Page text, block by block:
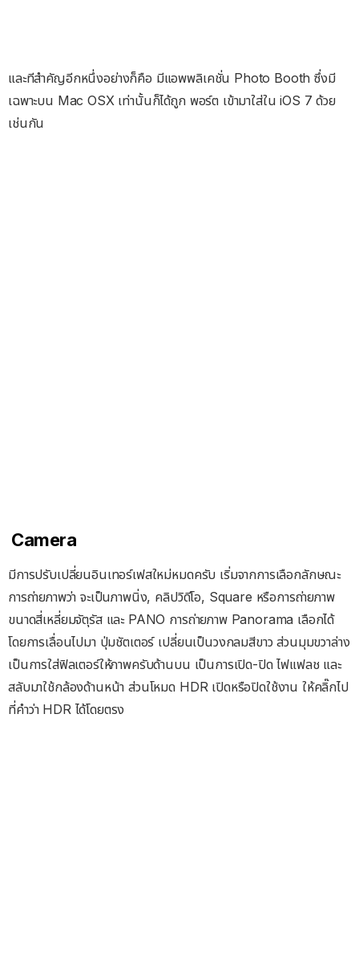
และทีสำคัญอีกหนึ่งอย่างก็คือ มีแอพพลิเคชั่น Photo Booth ซึ่งมี
เฉพาะบน Mac OSX เท่านั้นก็ได้ถูก พอร์ต เข้ามาใส่ใน iOS 7 ด้วย
เช่นกัน
Camera
มีการปรับเปลี่ยนอินเทอร์เฟสใหม่หมดครับ เริ่มจากการเลือกลักษณะ
การถ่ายภาพว่า จะเป็นภาพนิ่ง, คลิปวิดีโอ, Square หรือการถ่ายภาพ
ขนาดสี่เหลี่ยมจัตุรัส และ PANO การถ่ายภาพ Panorama เลือกได้
โดยการเลื่อนไปมา ปุ่มชัตเตอร์ เปลี่ยนเป็นวงกลมสีขาว ส่วนมุมขวาล่าง
เป็นการใส่ฟิลเตอร์ให้ภาพครับด้านบน เป็นการเปิด-ปิด ไฟแฟลช และ
สลับมาใช้กล้องด้านหน้า ส่วนโหมด HDR เปิดหรือปิดใช้งาน ให้คลิ๊กไป
ที่คำว่า HDR ได้โดยตรง